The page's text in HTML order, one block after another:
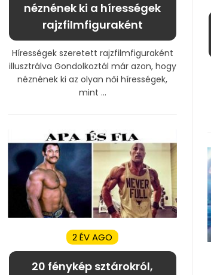
néznének ki a hírességek
rajzfilmfiguraként
Hírességek szeretett rajzfilmfiguraként
illusztrálva Gondolkoztál már azon, hogy
néznének ki az olyan női hírességek,
mint ...
2 ÉV AGO
20 fénykép sztárokról,